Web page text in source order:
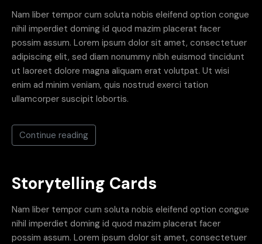
Nam liber tempor cum soluta nobis eleifend option congue
nihil imperdiet doming id quod mazim placerat facer
possim assum. Lorem ipsum dolor sit amet, consectetuer
adipiscing elit, sed diam nonummy nibh euismod tincidunt
ut laoreet dolore magna aliquam erat volutpat. Ut wisi
enim ad minim veniam, quis nostrud exerci tation
ullamcorper suscipit lobortis.
Continue reading
Storytelling Cards
Nam liber tempor cum soluta nobis eleifend option congue
nihil imperdiet doming id quod mazim placerat facer
possim assum. Lorem ipsum dolor sit amet, consectetuer